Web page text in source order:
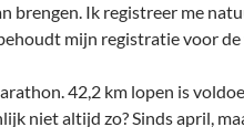
brengen. Ik registreer me
mijn registratie voor de
42,2 km lopen is
niet altijd zo? Sinds april,